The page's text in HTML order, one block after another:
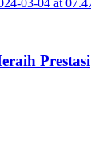
Prestasi